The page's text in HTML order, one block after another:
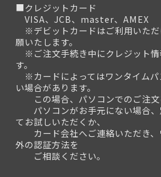
■クレジットカード
VISA、JCB、master、AMEX
※デビットカードはご利用いただ
願いたします。
※ご注文手続き中にクレジット情
す。
※カードによってはワンタイムパ
い場合があります。
この場合、パソコンでのご注文
パソコンがお手元にない場合、
てお試しいただくか、
カード会社へご連絡いただき、
外の認証方法を
ご相談ください。